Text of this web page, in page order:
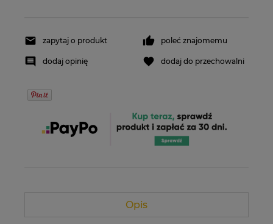
zapytaj o produkt poleć znajomemu
dodaj opinię dodaj do przechowalni
Opis